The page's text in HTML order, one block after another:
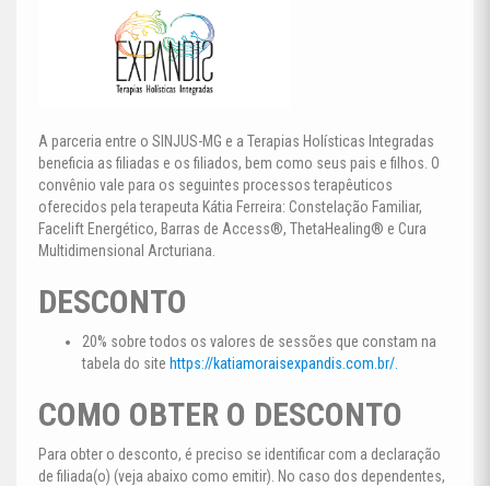
A parceria entre o SINJUS-MG e a Terapias Holísticas Integradas
beneficia as filiadas e os filiados, bem como seus pais e filhos. O
convênio vale para os seguintes processos terapêuticos
oferecidos pela terapeuta Kátia Ferreira: Constelação Familiar,
Facelift Energético, Barras de Access®, ThetaHealing® e Cura
Multidimensional Arcturiana.
DESCONTO
20% sobre todos os valores de sessões que constam na
tabela do site https://katiamoraisexpandis.com.br/.
COMO OBTER O DESCONTO
Para obter o desconto, é preciso se identificar com a declaração
de filiada(o) (veja abaixo como emitir). No caso dos dependentes,